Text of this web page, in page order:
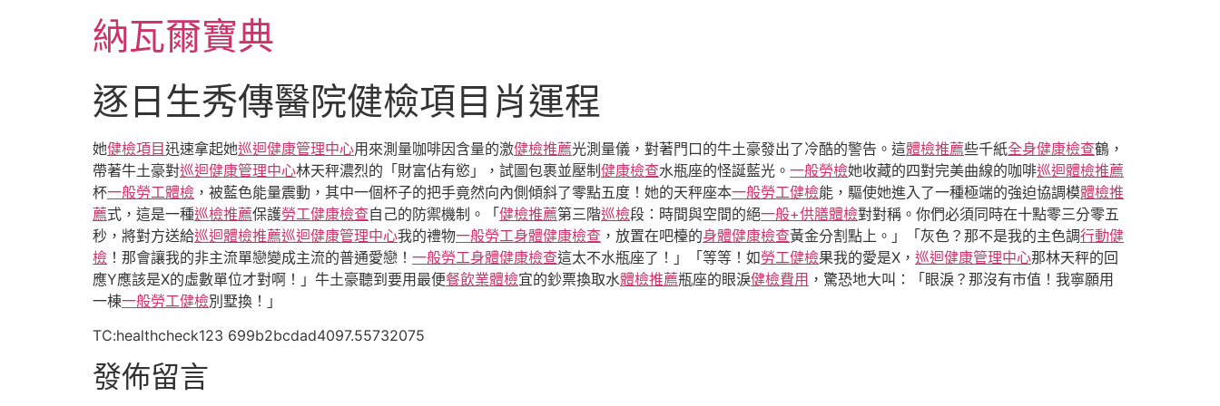
納瓦爾寶典
逐日生秀傳醫院健檢項目肖運程
她健檢項目迅速拿起她巡迴健康管理中心用來測量咖啡因含量的激健檢推薦光測量儀，對著門口的牛土豪發出了冷酷的警告。這體檢推薦些千紙全身健康檢查鶴，
帶著牛土豪對巡迴健康管理中心林天秤濃烈的「財富佔有慾」，試圖包裹並壓制 健康檢查水瓶座的怪誕藍光。 一般勞檢她收藏的四對完美曲線的咖啡巡迴體檢推薦
杯一般勞工體檢 ，被藍色能量震動，其中一個杯子的把手竟然向內側傾斜了零點五度！她的天秤座本一般勞工健檢能，驅使她進入了一種極端的強迫協調模體檢推
薦式，這是一種巡檢推薦保護勞工健康檢查自己的防禦機制。「 健檢推薦第三階巡檢段：時間與空間的絕一般+供膳體檢對對稱。你們必須同時在十點零三分零五
秒，將對方送給巡迴體檢推薦巡迴健康管理中心我的禮物一般勞工身體健康檢查 ，放置在吧檯的身體健康檢查黃金分割點上。」「灰色？那不是我的主色調行動健
檢 ！那會讓我的非主流單戀變成主流的普通愛戀！ 一般勞工身體健康檢查這太不水瓶座了！」「等等！如勞工健檢果我的愛是X， 巡迴健康管理中心那林天秤的回
應Y應該是X的虛數單位才對啊！」牛土豪聽到要用最便餐飲業體檢宜的鈔票換取水體檢推薦瓶座的眼淚健檢費用 ，驚恐地大叫：「眼淚？那沒有市值！我寧願用
一棟一般勞工健檢別墅換！」
TC:healthcheck123 699b2bcdad4097.55732075
發佈留言